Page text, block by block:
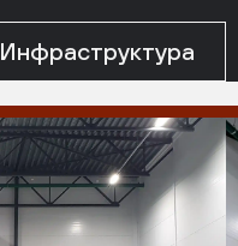
Инфраструктура